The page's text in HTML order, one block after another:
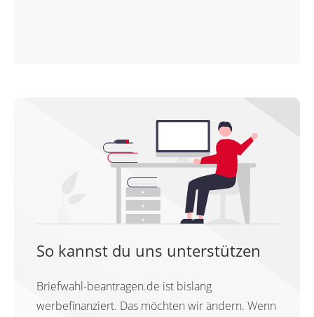
So kannst du uns unterstützen
Briefwahl-beantragen.de ist bislang
werbefinanziert. Das möchten wir ändern. Wenn